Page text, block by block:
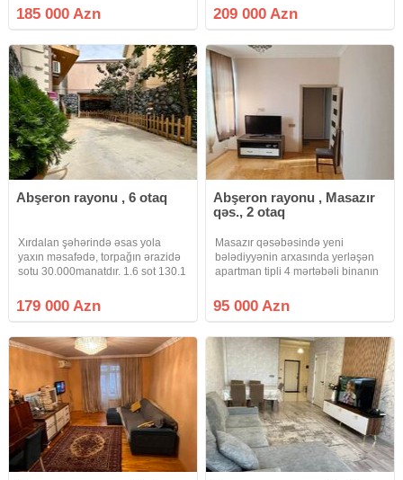
Studio tipli qonaq otağı, -Yataq
otağı, - 2 Sanuzel - Qarderob -
185 000 Azn
Sahə= 83 kv. Yüksək səviyyədə və
son dizaynla təmir olunub.
Firma
209 000 Azn
Abşeron rayonu , 6 otaq
Xırdalan şəhərində əsas yola
yaxın məsafədə, torpağın ərazidə
sotu 30.000manatdır. 1.6 sot 130.1
mətbəx ilə birləşdirilib, mərkəzi
kanalizasiya sistemi, mərtəbələr
179 000 Azn
Abşeron rayonu , Masazır
qəs., 2 otaq
Masazır qəsəbəsində yeni
bələdiyyənin arxasında yerləşən
apartman tipli 4 mərtəbəli binanın
olan kupçalı, təmirli , qismən
əşyalı 2 otaqlı bina evi satılır.2
95 000 Azn